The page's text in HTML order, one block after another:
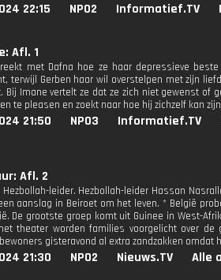
22:15 NPO2 Informatief.TV
Afl. 1
met Dafna hoe ze haar depressieve
terwijl Gerben haar wil overstelpen met zijn
Bij Imane vertelt ze dat ze zich niet gewenst of
te pleasen en zoekt naar hoe hij zichzelf kan
21:50 NPO3 Informatief.TV
Afl. 2
Hezbollah-leider. Hezbollah-leider Hassan
aanslag in Beiroet om het leven. * België
De grootste groep komt uit Guinee in West-
theater worden families voorgelicht over
gisteravond al extra zandzakken omdat
21:30 NPO2 Nieuws.TV Alle